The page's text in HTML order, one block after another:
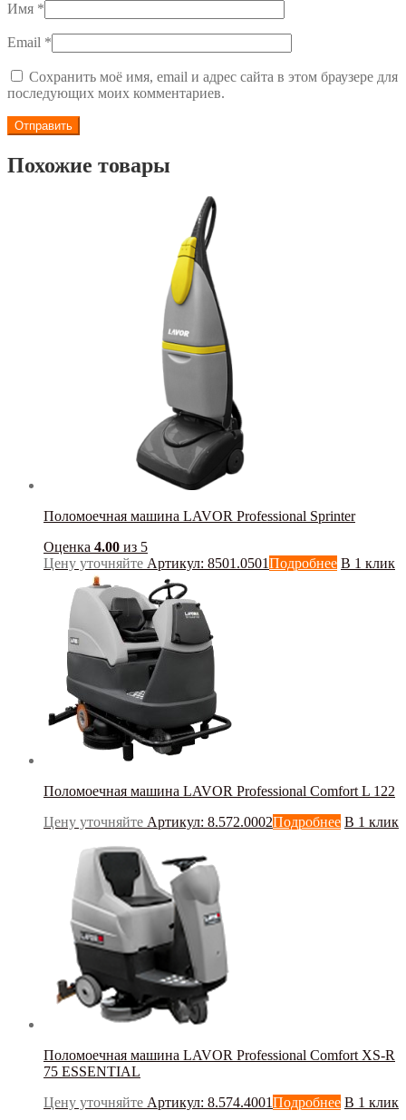
Имя *
Email *
Сохранить моё имя, email и адрес сайта в этом браузере для
последующих моих комментариев.
Похожие товары
Поломоечная машина LAVOR Professional Sprinter
Оценка 4.00 из 5
Цену уточняйте Артикул: 8501.0501Подробнее В 1 клик
Поломоечная машина LAVOR Professional Comfort L 122
Цену уточняйте Артикул: 8.572.0002Подробнее В 1 клик
Поломоечная машина LAVOR Professional Comfort XS-R
75 ESSENTIAL
Цену уточняйте Артикул: 8.574.4001Подробнее В 1 клик